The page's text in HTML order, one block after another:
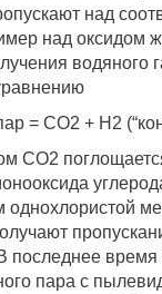
над
над оксидом
водяного
= СО2 + Н2
СО2
последнее
пара с